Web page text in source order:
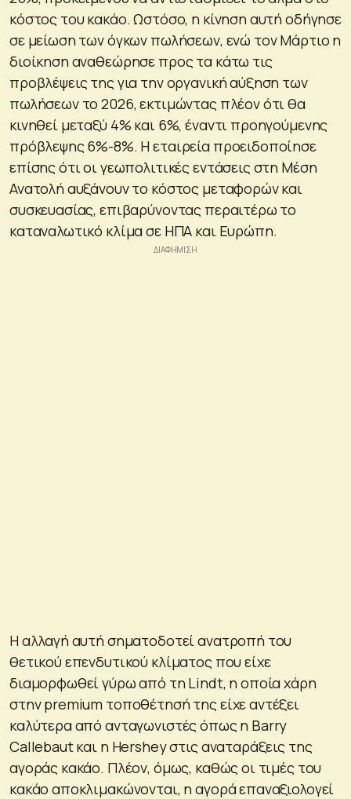
κόστος του κακάο. Ωστόσο, η κίνηση αυτή οδήγησε
σε μείωση των όγκων πωλήσεων, ενώ τον Μάρτιο η
διοίκηση αναθεώρησε προς τα κάτω τις
προβλέψεις της για την οργανική αύξηση των
πωλήσεων το 2026, εκτιμώντας πλέον ότι θα
κινηθεί μεταξύ 4% και 6%, έναντι προηγούμενης
πρόβλεψης 6%-8%. Η εταιρεία προειδοποίησε
επίσης ότι οι γεωπολιτικές εντάσεις στη Μέση
Ανατολή αυξάνουν το κόστος μεταφορών και
συσκευασίας, επιβαρύνοντας περαιτέρω το
καταναλωτικό κλίμα σε ΗΠΑ και Ευρώπη.
Η αλλαγή αυτή σηματοδοτεί ανατροπή του
θετικού επενδυτικού κλίματος που είχε
διαμορφωθεί γύρω από τη Lindt, η οποία χάρη
στην premium τοποθέτησή της είχε αντέξει
καλύτερα από ανταγωνιστές όπως η Barry
Callebaut και η Hershey στις αναταράξεις της
αγοράς κακάο. Πλέον, όμως, καθώς οι τιμές του
κακάο αποκλιμακώνονται, η αγορά επαναξιολογεί